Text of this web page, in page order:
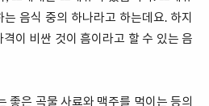
음식 중의 하나라고 하는데요. 하지
이 비싼 것이 흠이라고 할 수 있는 음
좋은 곡물 사료와 맥주를 먹이는 등의